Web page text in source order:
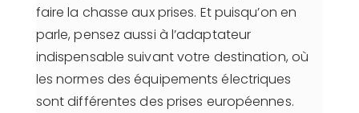
faire la chasse aux prises. Et puisqu’on en
parle, pensez aussi à l’adaptateur
indispensable suivant votre destination, où
les normes des équipements électriques
sont différentes des prises européennes.